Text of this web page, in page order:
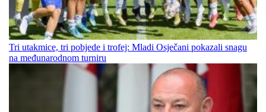
Tri utakmice, tri pobjede i trofej: Mladi Osječani pokazali snagu
na međunarodnom turniru